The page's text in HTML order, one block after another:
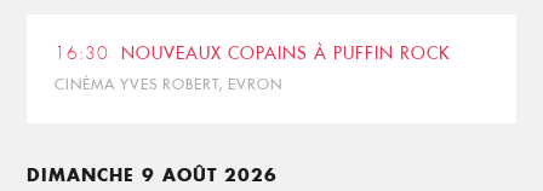
16:30 NOUVEAUX COPAINS À PUFFIN ROCK
CINÉMA YVES ROBERT, EVRON
DIMANCHE 9 AOÛT 2026